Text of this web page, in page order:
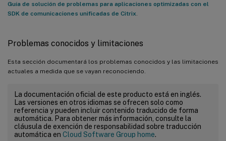
Guía de solución de problemas para aplicaciones optimizadas con el
SDK de comunicaciones unificadas de Citrix.
Problemas conocidos y limitaciones
Esta sección documentará los problemas conocidos y las limitaciones
actuales a medida que se vayan reconociendo.
La documentación oficial de este producto está en inglés.
Las versiones en otros idiomas se ofrecen solo como
referencia y pueden incluir contenido traducido de forma
automática. Para obtener más información, consulte la
cláusula de exención de responsabilidad sobre traducción
automática en Cloud Software Group home.